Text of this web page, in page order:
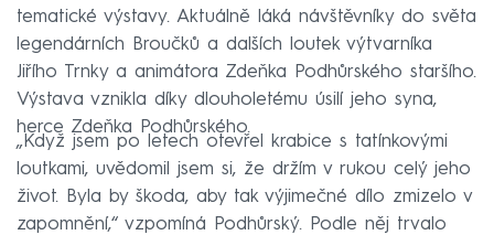
tematické výstavy. Aktuálně láká návštěvníky do světa
legendárních Broučků a dalších loutek výtvarníka
Jiřího Trnky a animátora Zdeňka Podhůrského staršího.
Výstava vznikla díky dlouholetému úsilí jeho syna,
herce Zdeňka Podhůrského.
„Když jsem po letech otevřel krabice s tatínkovými
loutkami, uvědomil jsem si, že držím v rukou celý jeho
život. Byla by škoda, aby tak výjimečné dílo zmizelo v
zapomnění,“ vzpomíná Podhůrský. Podle něj trvalo